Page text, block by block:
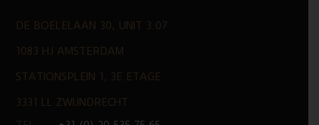
DE BOELELAAN 30, UNIT 3.07
1083 HJ AMSTERDAM
STATIONSPLEIN 1, 3E ETAGE
3331 LL ZWIJNDRECHT